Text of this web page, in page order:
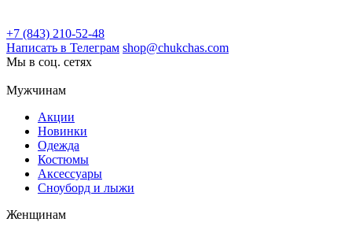
+7 (843) 210-52-48
Написать в Телеграм shop@chukchas.com
Мы в соц. сетях
Мужчинам
Акции
Новинки
Одежда
Костюмы
Аксессуары
Сноуборд и лыжи
Женщинам